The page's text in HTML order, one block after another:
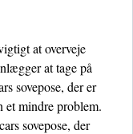
at overveje
at tage på
sovepose, der er
mindre problem.
sovepose, der